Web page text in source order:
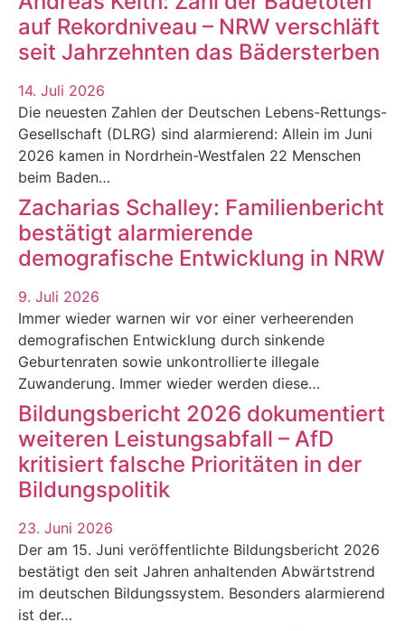
auf Rekordniveau – NRW verschläft
seit Jahrzehnten das Bädersterben
14. Juli 2026
Die neuesten Zahlen der Deutschen Lebens-Rettungs-
Gesellschaft (DLRG) sind alarmierend: Allein im Juni
2026 kamen in Nordrhein-Westfalen 22 Menschen
beim Baden…
Zacharias Schalley: Familienbericht
bestätigt alarmierende
demografische Entwicklung in NRW
9. Juli 2026
Immer wieder warnen wir vor einer verheerenden
demografischen Entwicklung durch sinkende
Geburtenraten sowie unkontrollierte illegale
Zuwanderung. Immer wieder werden diese…
Bildungsbericht 2026 dokumentiert
weiteren Leistungsabfall – AfD
kritisiert falsche Prioritäten in der
Bildungspolitik
23. Juni 2026
Der am 15. Juni veröffentlichte Bildungsbericht 2026
bestätigt den seit Jahren anhaltenden Abwärtstrend
im deutschen Bildungssystem. Besonders alarmierend
ist der…